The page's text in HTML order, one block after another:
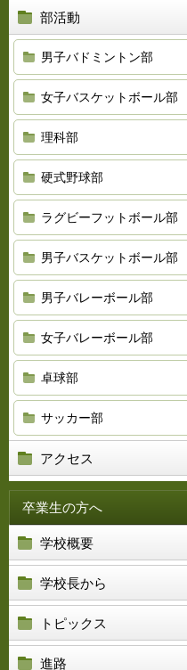
部活動
男子バドミントン部
女子バスケットボール部
理科部
硬式野球部
ラグビーフットボール部
男子バスケットボール部
男子バレーボール部
女子バレーボール部
卓球部
サッカー部
アクセス
卒業生の方へ
学校概要
学校長から
トピックス
進路